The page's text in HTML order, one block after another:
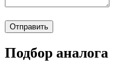
Отправить
Подбор аналога